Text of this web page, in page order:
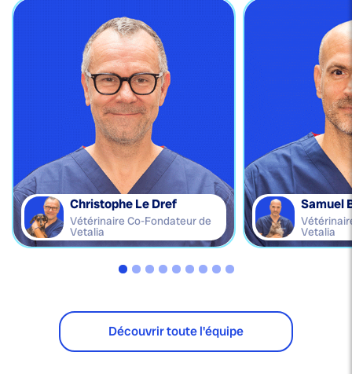
Christophe Le Dref
Vétérinaire Co-Fondateur de
Vetalia
Samuel
Vetalia
Découvrir toute l'équipe